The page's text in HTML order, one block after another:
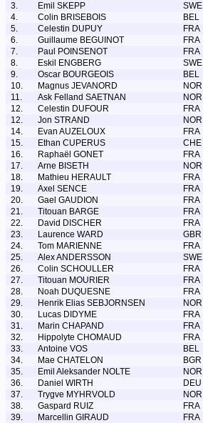
3.
Emil SKEPP SWE
4.
Colin BRISEBOIS BEL
5.
Celestin DUPUY FRA
6.
Guillaume BEGUINOT FRA
7.
Paul POINSENOT FRA
8.
Eskil ENGBERG SWE
9.
Oscar BOURGEOIS BEL
10.
Magnus JEVANORD NOR
11.
Ask Felland SAETNAN NOR
12.
Celestin DUFOUR FRA
12.
Jon STRAND NOR
14.
Evan AUZELOUX FRA
15.
Ethan CUPERUS CHE
16.
Raphaël GONET FRA
17.
Arne BISETH NOR
18.
Mathieu HERAULT FRA
19.
Axel SENCE FRA
20.
Gael GAUDION FRA
21.
Titouan BARGE FRA
22.
David DISCHER FRA
23.
Laurence WARD GBR
24.
Tom MARIENNE FRA
25.
Alex ANDERSSON SWE
26.
Colin SCHOULLER FRA
27.
Titouan MOURIER FRA
28.
Noah DUQUESNE FRA
29.
Henrik Elias SEBJORNSEN NOR
30.
Lucas DIDYME FRA
31.
Marin CHAPAND FRA
32.
Hippolyte CHOMAUD FRA
33.
Antoine VOS BEL
34.
Mae CHATELON BGR
35.
Emil Aleksander NOLTE NOR
36.
Daniel WIRTH DEU
37.
Trygve MYHRVOLD NOR
38.
Gaspard RUIZ FRA
39.
Marcellin GIRAUD FRA